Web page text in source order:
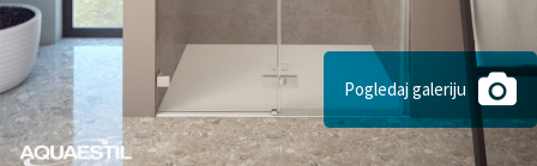
Pogledaj galeriju